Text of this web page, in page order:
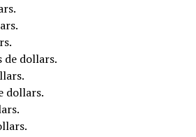
de dollars.
dollars.